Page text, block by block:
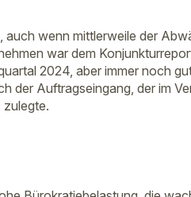
wenn mittlerweile der
war dem
2024, aber immer noch
der Auftragseingang, der im